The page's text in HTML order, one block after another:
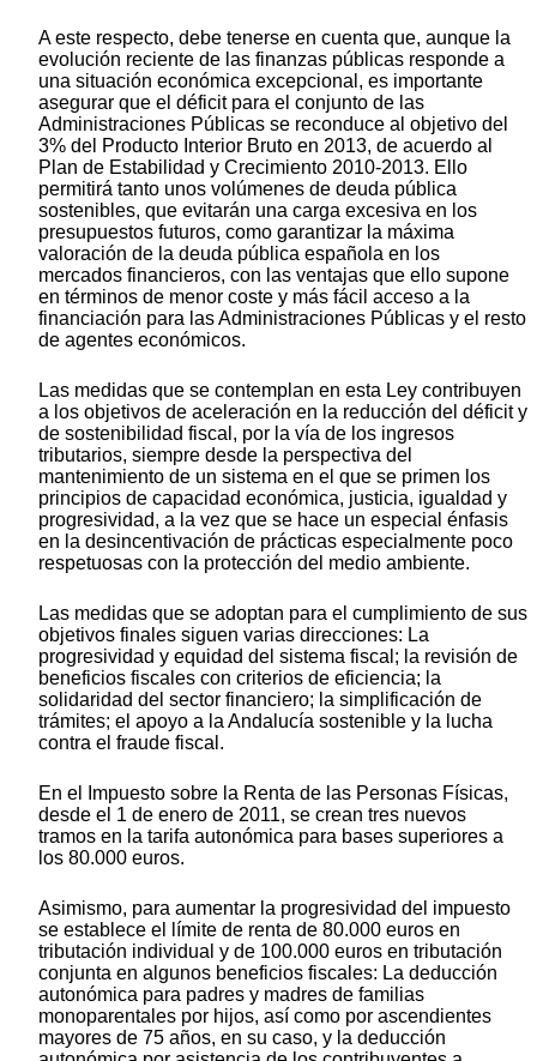
A este respecto, debe tenerse en cuenta que, aunque la
evolución reciente de las finanzas públicas responde a
una situación económica excepcional, es importante
asegurar que el déficit para el conjunto de las
Administraciones Públicas se reconduce al objetivo del
3% del Producto Interior Bruto en 2013, de acuerdo al
Plan de Estabilidad y Crecimiento 2010-2013. Ello
permitirá tanto unos volúmenes de deuda pública
sostenibles, que evitarán una carga excesiva en los
presupuestos futuros, como garantizar la máxima
valoración de la deuda pública española en los
mercados financieros, con las ventajas que ello supone
en términos de menor coste y más fácil acceso a la
financiación para las Administraciones Públicas y el resto
de agentes económicos.
Las medidas que se contemplan en esta Ley contribuyen
a los objetivos de aceleración en la reducción del déficit y
de sostenibilidad fiscal, por la vía de los ingresos
tributarios, siempre desde la perspectiva del
mantenimiento de un sistema en el que se primen los
principios de capacidad económica, justicia, igualdad y
progresividad, a la vez que se hace un especial énfasis
en la desincentivación de prácticas especialmente poco
respetuosas con la protección del medio ambiente.
Las medidas que se adoptan para el cumplimiento de sus
objetivos finales siguen varias direcciones: La
progresividad y equidad del sistema fiscal; la revisión de
beneficios fiscales con criterios de eficiencia; la
solidaridad del sector financiero; la simplificación de
trámites; el apoyo a la Andalucía sostenible y la lucha
contra el fraude fiscal.
En el Impuesto sobre la Renta de las Personas Físicas,
desde el 1 de enero de 2011, se crean tres nuevos
tramos en la tarifa autonómica para bases superiores a
los 80.000 euros.
Asimismo, para aumentar la progresividad del impuesto
se establece el límite de renta de 80.000 euros en
tributación individual y de 100.000 euros en tributación
conjunta en algunos beneficios fiscales: La deducción
autonómica para padres y madres de familias
monoparentales por hijos, así como por ascendientes
mayores de 75 años, en su caso, y la deducción